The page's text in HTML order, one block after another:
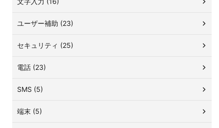
ユーザー補助 (23)
セキュリティ (25)
電話 (23)
SMS (5)
端末 (5)